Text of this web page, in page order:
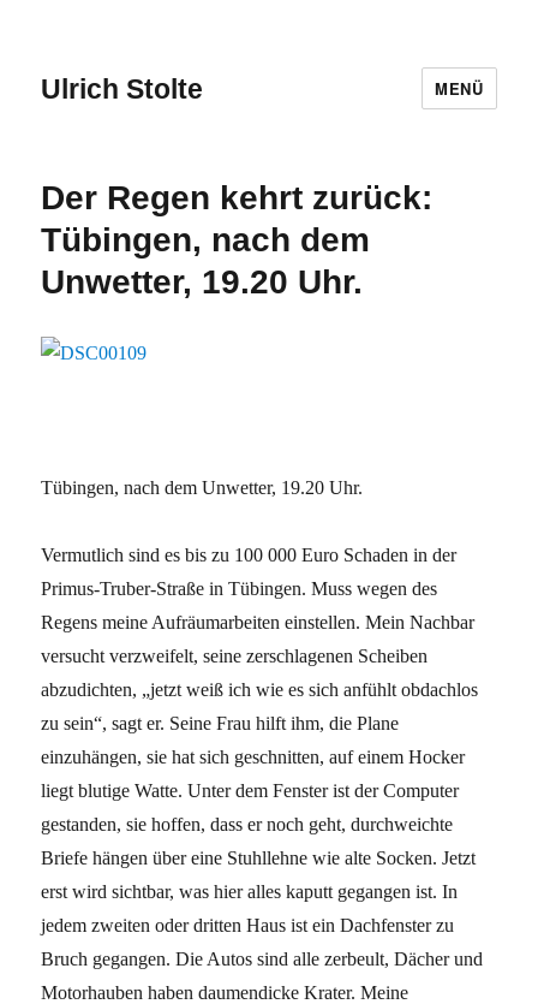
Ulrich Stolte MENÜ
Der Regen kehrt zurück:
Tübingen, nach dem
Unwetter, 19.20 Uhr.
Tübingen, nach dem Unwetter, 19.20 Uhr.
Vermutlich sind es bis zu 100 000 Euro Schaden in der
Primus-Truber-Straße in Tübingen. Muss wegen des
Regens meine Aufräumarbeiten einstellen. Mein Nachbar
versucht verzweifelt, seine zerschlagenen Scheiben
abzudichten, „jetzt weiß ich wie es sich anfühlt obdachlos
zu sein“, sagt er. Seine Frau hilft ihm, die Plane
einzuhängen, sie hat sich geschnitten, auf einem Hocker
liegt blutige Watte. Unter dem Fenster ist der Computer
gestanden, sie hoffen, dass er noch geht, durchweichte
Briefe hängen über eine Stuhllehne wie alte Socken. Jetzt
erst wird sichtbar, was hier alles kaputt gegangen ist. In
jedem zweiten oder dritten Haus ist ein Dachfenster zu
Bruch gegangen. Die Autos sind alle zerbeult, Dächer und
Motorhauben haben daumendicke Krater. Meine